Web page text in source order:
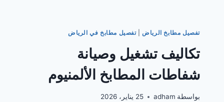
تفصيل مطابخ الرياض |تفصيل مطابخ في الرياض
تكاليف تشغيل وصيانة
شفاطات المطابخ الألمنيوم
بواسطة adham 25 يناير، 2026